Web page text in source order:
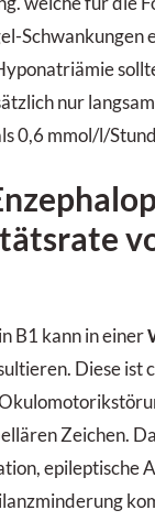
Schwankungen
nur
0,6 mmol/l/
B1 kann in einer
Diese ist
Zeichen.
epileptische